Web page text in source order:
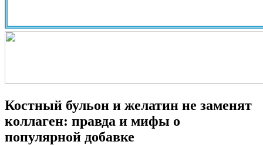
Костный бульон и желатин не заменят
коллаген: правда и мифы о
популярной добавке